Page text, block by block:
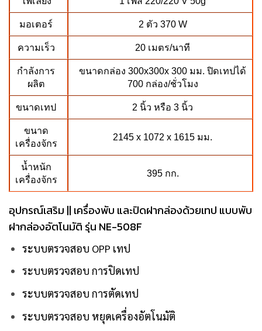
มอเตอร์ 2 ตัว 370 W
ความเร็ว 20 เมตร/นาที
กำลังการ
ผลิต
ขนาดกล่อง 300x300x 300 มม. ปิดเทปได้
700 กล่อง/ชั่วโมง
ขนาดเทป 2 นิ้ว หรือ 3 นิ้ว
ขนาด
เครื่องจักร
2145 x 1072 x 1615 มม.
น้ำหนัก
เครื่องจักร
395 กก.
อุปกรณ์เสริม || เครื่องพับ และปิดฝากล่องด้วยเทป แบบพับ
ฝากล่องอัตโนมัติ รุ่น NE-508F
ระบบตรวจสอบ OPP เทป
ระบบตรวจสอบ การปิดเทป
ระบบตรวจสอบ การตัดเทป
ระบบตรวจสอบ หยุดเครื่องอัตโนมัติ